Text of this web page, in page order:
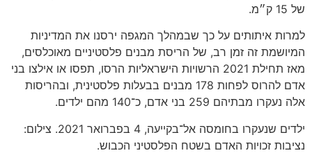
של 15 ק״מ.
למרות איתותים על כך שבמהלך המגפה ירסנו את המדיניות
המיושמת זה זמן רב, של הריסת מבנים פלסטיניים מאוכלסים,
מאז תחילת 2021 הרשויות הישראליות הרסו, תפסו או אילצו בני
אדם להרוס לפחות 178 מבנים בבעלות פלסטינית, ובהריסות
אלה נעקרו מבתיהם 259 בני אדם, כ־140 מהם ילדים.
ילדים שנעקרו בחומסה אל־בקייעה, 4 בפברואר 2021. צילום:
נציבות זכויות האדם בשטח הפלסטיני הכבוש.